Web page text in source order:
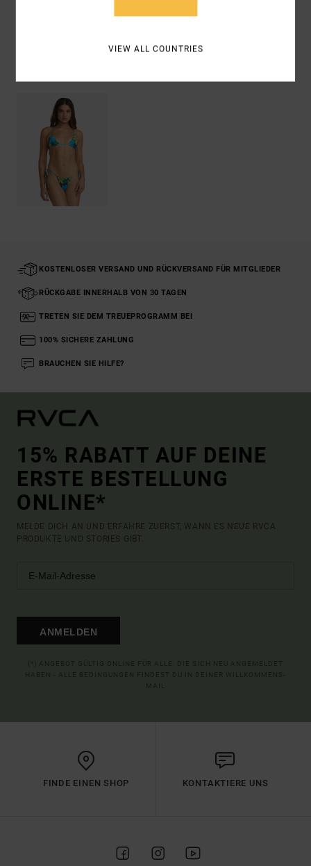
KOSTENLOSER VERSAND UND RÜCKVERSAND FÜR MITGLIEDER
RÜCKGABE INNERHALB VON 30 TAGEN
TRETEN SIE DEM TREUEPROGRAMM BEI
100% SICHERE ZAHLUNG
BRAUCHEN SIE HILFE?
15% RABATT AUF DEINE
ERSTE BESTELLUNG
ONLINE*
MELDE DICH AN UND ERFAHRE ZUERST, WANN ES NEUE RVCA
PRODUKTE UND STORIES GIBT.
ANMELDEN
FINDE EINEN SHOP KONTAKTIERE UNS
VIEW ALL COUNTRIES